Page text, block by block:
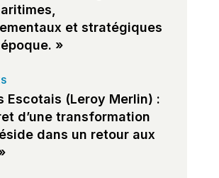
et stratégiques
»
Escotais (Leroy Merlin) :
d’une transformation
dans un retour aux